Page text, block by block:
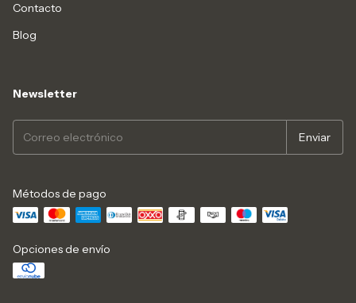
Contacto
Blog
Newsletter
Métodos de pago
Opciones de envío